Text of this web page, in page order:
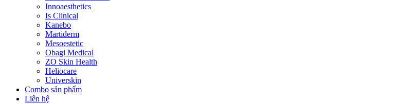
Innoaesthetics
Is Clinical
Kanebo
Martiderm
Mesoestetic
Obagi Medical
ZO Skin Health
Heliocare
Universkin
Combo sản phẩm
Liên hệ